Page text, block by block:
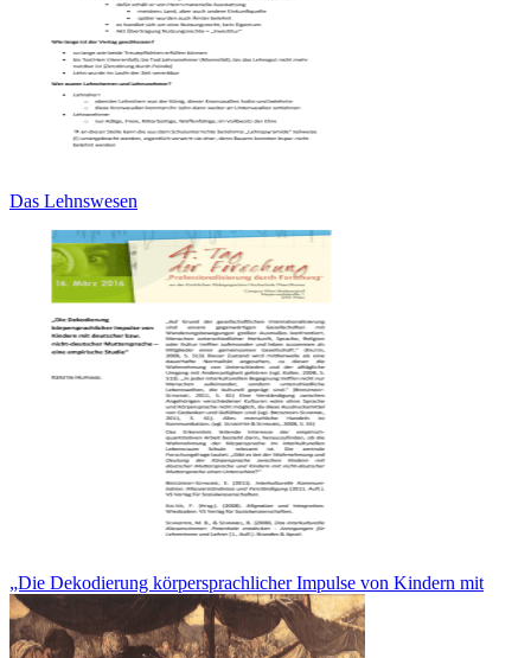
Das Lehnswesen
„Die Dekodierung körpersprachlicher Impulse von Kindern mit